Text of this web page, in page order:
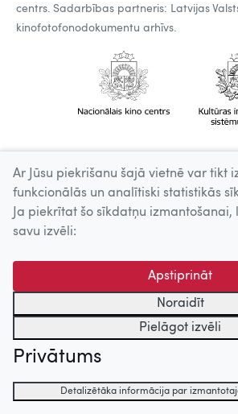
centrs. Sadarbības partneris: Latvijas
kinofotofonodokumentu arhīvs.
Ar Jūsu piekrišanu šajā vietnē var tikt
funkcionālās un analītiski statistikās
Ja piekrītat šo sīkdatņu
savu izvēli:
Apstiprināt
Noraidīt
Pielāgot izvēli
Privātums
Detalizētāka informācija par